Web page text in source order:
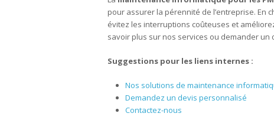
pour assurer la pérennité de l’entreprise. En
évitez les interruptions coûteuses et
savoir plus sur nos services ou demander un
Suggestions pour les liens internes :
Nos solutions de maintenance
Demandez un devis personnalisé
Contactez-nous